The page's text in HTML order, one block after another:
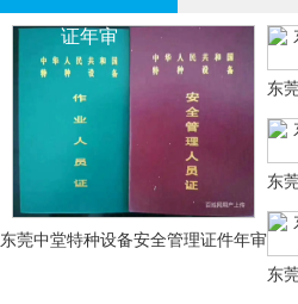
证年审
东莞中堂特种设备安全管理证件年审
东
东
东